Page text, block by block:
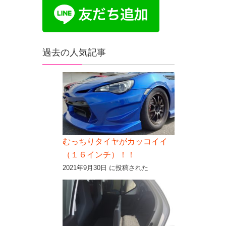
過去の人気記事
むっちりタイヤがカッコイイ
（１６インチ）！！
2021年9月30日 に投稿された